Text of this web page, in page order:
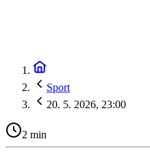
Sport
20. 5. 2026, 23:00
2 min